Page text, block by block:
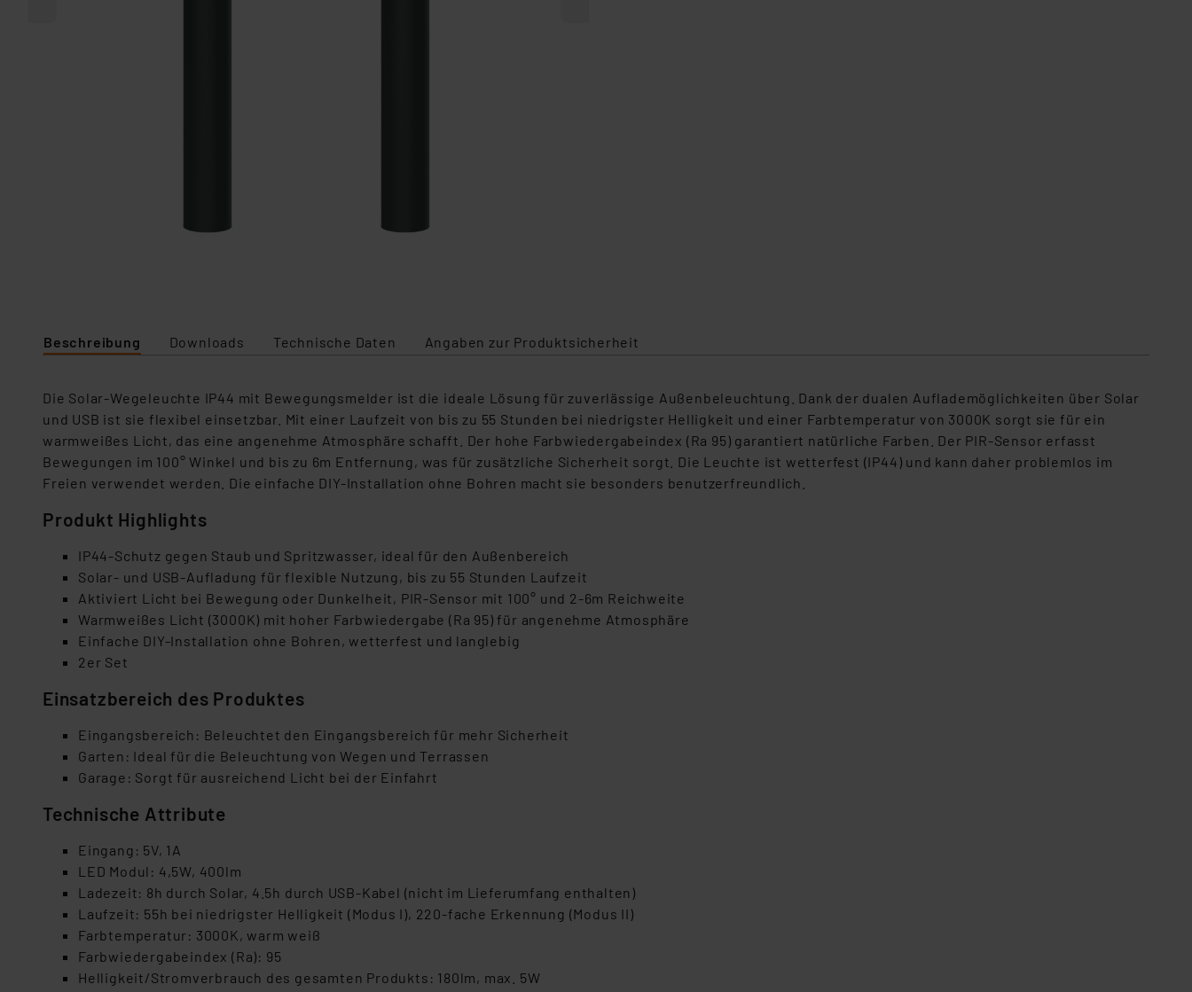
Beschreibung Downloads Technische Daten Angaben zur Produktsicherheit
Die Solar-Wegeleuchte IP44 mit Bewegungsmelder ist die ideale Lösung für zuverlässige Außenbeleuchtung. Dank der dualen Auflademöglichkeiten über Solar
und USB ist sie flexibel einsetzbar. Mit einer Laufzeit von bis zu 55 Stunden bei niedrigster Helligkeit und einer Farbtemperatur von 3000K sorgt sie für ein
warmweißes Licht, das eine angenehme Atmosphäre schafft. Der hohe Farbwiedergabeindex (Ra 95) garantiert natürliche Farben. Der PIR-Sensor erfasst
Bewegungen im 100° Winkel und bis zu 6m Entfernung, was für zusätzliche Sicherheit sorgt. Die Leuchte ist wetterfest (IP44) und kann daher problemlos im
Freien verwendet werden. Die einfache DIY-Installation ohne Bohren macht sie besonders benutzerfreundlich.
Produkt Highlights
IP44-Schutz gegen Staub und Spritzwasser, ideal für den Außenbereich
Solar- und USB-Aufladung für flexible Nutzung, bis zu 55 Stunden Laufzeit
Aktiviert Licht bei Bewegung oder Dunkelheit, PIR-Sensor mit 100° und 2-6m Reichweite
Warmweißes Licht (3000K) mit hoher Farbwiedergabe (Ra 95) für angenehme Atmosphäre
Einfache DIY-Installation ohne Bohren, wetterfest und langlebig
2er Set
Einsatzbereich des Produktes
Eingangsbereich: Beleuchtet den Eingangsbereich für mehr Sicherheit
Garten: Ideal für die Beleuchtung von Wegen und Terrassen
Garage: Sorgt für ausreichend Licht bei der Einfahrt
Technische Attribute
Eingang: 5V, 1A
LED Modul: 4,5W, 400lm
Ladezeit: 8h durch Solar, 4.5h durch USB-Kabel (nicht im Lieferumfang enthalten)
Laufzeit: 55h bei niedrigster Helligkeit (Modus I), 220-fache Erkennung (Modus II)
Farbtemperatur: 3000K, warm weiß
Farbwiedergabeindex (Ra): 95
Helligkeit/Stromverbrauch des gesamten Produkts: 180lm, max. 5W